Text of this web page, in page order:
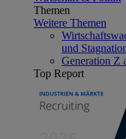
Themen
Weitere Themen
und
Generation Z
Top Report